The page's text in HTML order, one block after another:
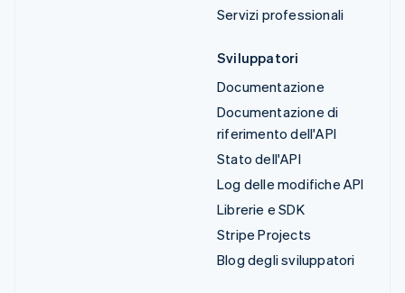
Servizi professionali
Sviluppatori
Documentazione
Documentazione di
riferimento dell'API
Stato dell'API
Log delle modifiche API
Librerie e SDK
Stripe Projects
Blog degli sviluppatori